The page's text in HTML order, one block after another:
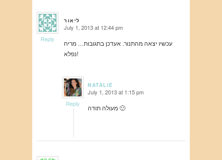
ליאור
says: July 1, 2013 at 12:44 pm
עכשיו יצאה מהתנור. אעדכן בתגובות… מריח
נפלא!
Reply
NATALIE
says: July 1, 2013 at 1:15 pm
מעולה תודה 🙂 Reply